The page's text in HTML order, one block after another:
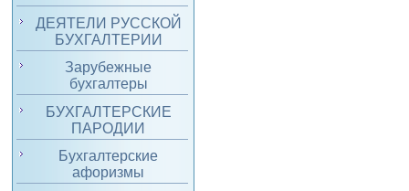
ДЕЯТЕЛИ РУССКОЙ
БУХГАЛТЕРИИ
Зарубежные
бухгалтеры
БУХГАЛТЕРСКИЕ
ПАРОДИИ
Бухгалтерские
афоризмы